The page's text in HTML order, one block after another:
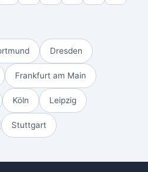
Dresden
Frankfurt am Main
Köln Leipzig
Stuttgart